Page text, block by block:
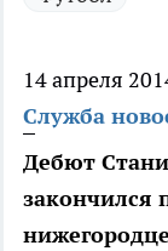
14 апреля
Служба
Дебют
закончился